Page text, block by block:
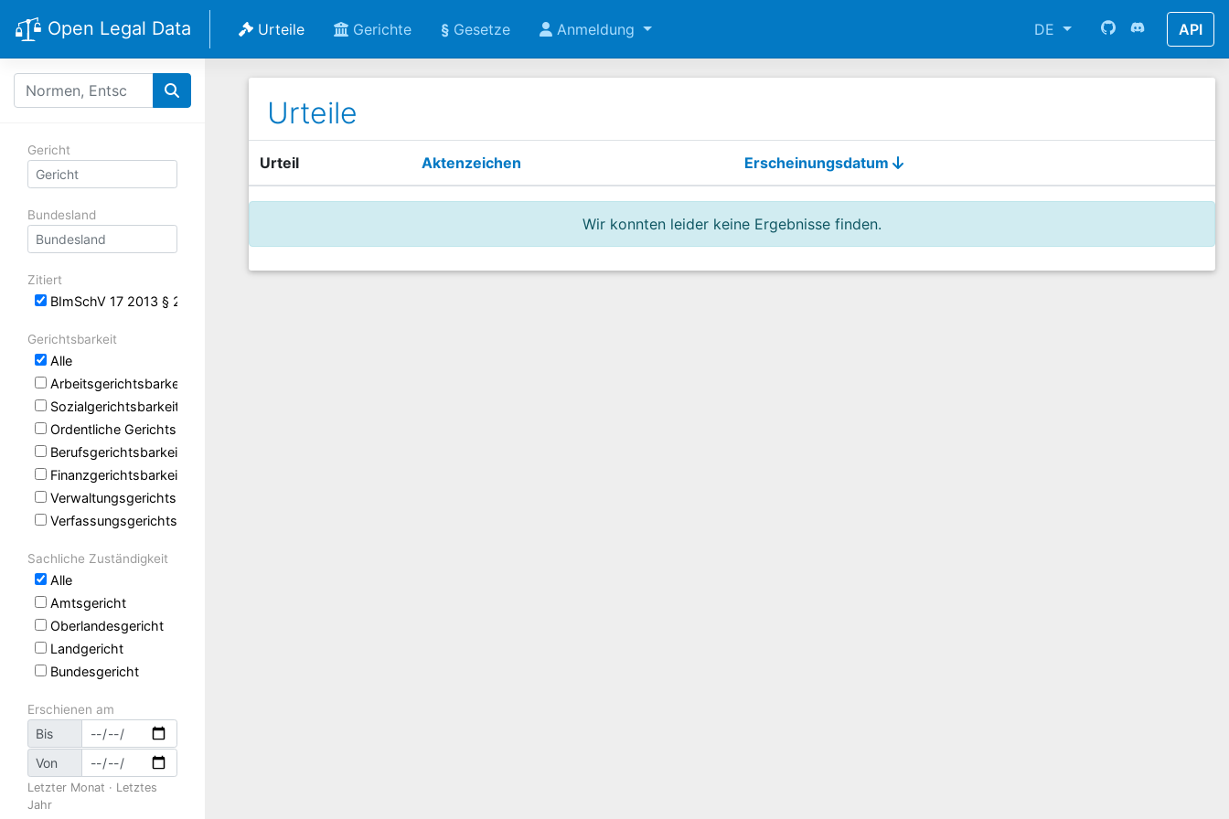
Open Legal Data Urteile Gerichte § Gesetze Anmeldung DE API
Gericht
Bundesland
Zitiert
BImSchV 17 2013 § 22 Jährliche Berichte über Emissionen
Gerichtsbarkeit
Alle
Arbeitsgerichtsbarkeit
Sozialgerichtsbarkeit
Ordentliche Gerichtsbarkeit
Berufsgerichtsbarkeit
Finanzgerichtsbarkeit
Verwaltungsgerichtsbarkeit
Verfassungsgerichtsbarkeit
Sachliche Zuständigkeit
Alle
Amtsgericht
Oberlandesgericht
Landgericht
Bundesgericht
Erschienen am
Bis
Von
Letzter Monat · Letztes
Jahr
Urteile
Urteil Aktenzeichen Erscheinungsdatum
Wir konnten leider keine Ergebnisse finden.